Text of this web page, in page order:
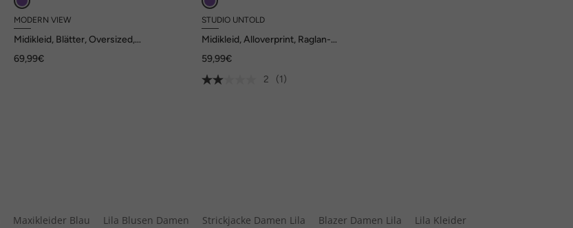
MODERN VIEW
Midikleid, Blätter, Oversized,
69,99€
STUDIO UNTOLD
Midikleid, Alloverprint, Raglan-
59,99€
2
(1)
Maxikleider Blau Lila Blusen Damen Strickjacke Damen Lila Blazer Damen Lila
Lila Kleider